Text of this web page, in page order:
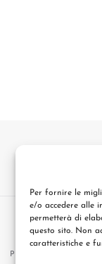
Per fornire le
e/o accedere alle
permetterà di
questo sito. Non
caratteristiche e
P.I.F.